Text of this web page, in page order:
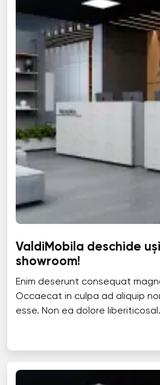
ValdiMobila deschide
showroom!
Enim deserunt consequat
Occaecat in culpa ad aliquip
esse. Non ea dolore